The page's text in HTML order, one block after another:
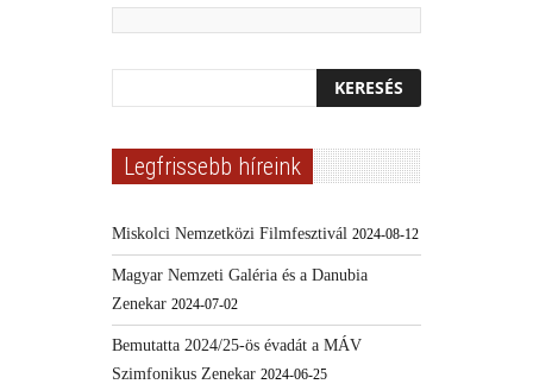
Legfrissebb híreink
Miskolci Nemzetközi Filmfesztivál 2024-08-12
Magyar Nemzeti Galéria és a Danubia
Zenekar 2024-07-02
Bemutatta 2024/25-ös évadát a MÁV
Szimfonikus Zenekar 2024-06-25